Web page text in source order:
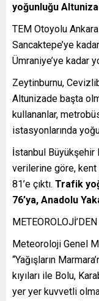
yoğunluğu
TEM Otoyolu
Sancaktepe’ye
Ümraniye’ye kadar
Zeytinburnu,
Altunizade başta
kullananlar,
istasyonlarında
İstanbul Büyükşehir
verilerine göre,
81’e çıktı. Trafik
76’ya, Anadolu
Meteoroloji Genel
“Yağışların
kıyıları ile Bolu,
yer yer kuvvetli